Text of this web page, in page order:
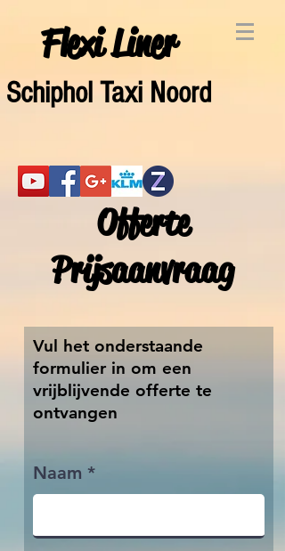
Flexi Liner
Schiphol Taxi Noord
Offerte
Prijsaanvraag
Vul het onderstaande
formulier in om een
vrijblijvende offerte te
ontvangen
Naam